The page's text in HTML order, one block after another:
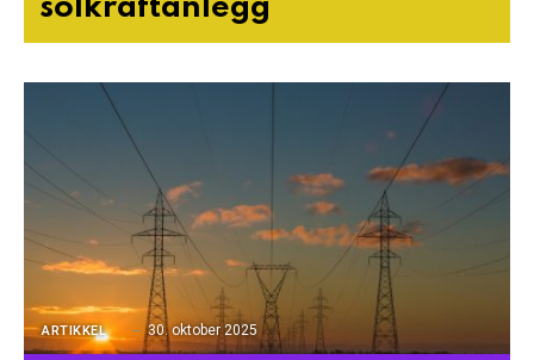
solkraftanlegg
ARTIKKEL 30. oktober 2025